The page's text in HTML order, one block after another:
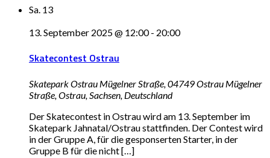
Sa. 13
13. September 2025 @ 12:00- 20:00
Skatecontest Ostrau
Skatepark Ostrau Mügelner Straße, 04749 Ostrau Mügelner
Straße, Ostrau, Sachsen, Deutschland
Der Skatecontest in Ostrau wird am 13. September im
Skatepark Jahnatal/Ostrau stattfinden. Der Contest wird
in der Gruppe A, für die gesponserten Starter, in der
Gruppe B für die nicht […]